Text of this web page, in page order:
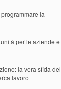
la
per le aziende e
la vera sfida del
lavoro